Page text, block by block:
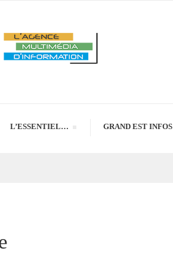
L’ESSENTIEL… GRAND EST INFOS